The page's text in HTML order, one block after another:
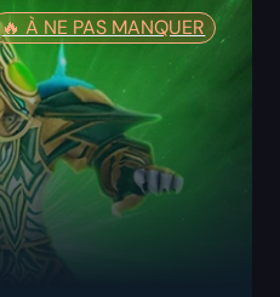
🔥️ À NE PAS MANQUER